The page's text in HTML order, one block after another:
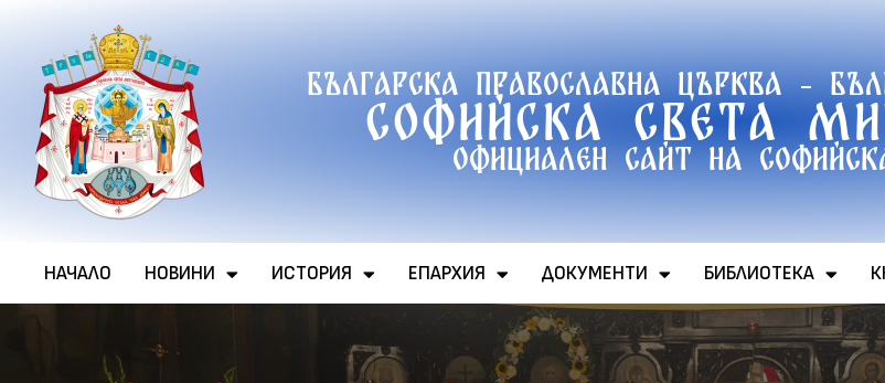
Продължете
към
съдържанието
Българска православна църква -
Софийска света
Официален сайт на
НАЧАЛО НОВИНИ ИСТОРИЯ ЕПАРХИЯ ДОКУМЕНТИ БИБЛИОТЕКА